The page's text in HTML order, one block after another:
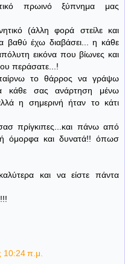
πρωινό ξύπνημα μας
(άλλη φορά στείλε και
βαθύ έχω διαβάσει... η κάθε
εικόνα που βίωνες και
περάσατε...!
το θάρρος να γράψω
κάθε σας ανάρτηση μένω
η σημερινή ήταν το κάτι
πρίγκιπες...και πάνω από
όμορφα και δυνατά!! όπωσ
και να είστε πάντα
10:24 π.μ.